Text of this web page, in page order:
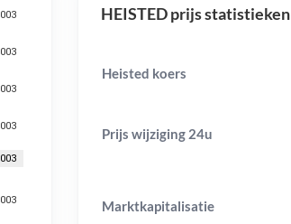
HEISTED prijs statistieken
Heisted koers
Prijs wijziging 24u
Marktkapitalisatie